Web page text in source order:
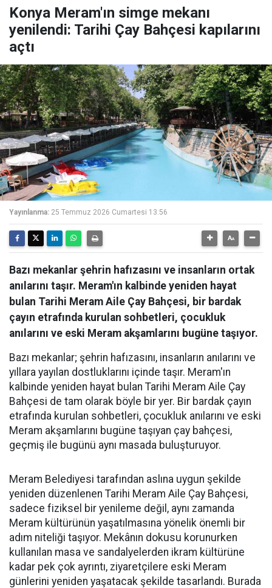
Konya Meram'ın simge mekanı
yenilendi: Tarihi Çay Bahçesi kapılarını
açtı
Yayınlanma: 25 Temmuz 2026 Cumartesi 13:56
Bazı mekanlar şehrin hafızasını ve insanların ortak
anılarını taşır. Meram'ın kalbinde yeniden hayat
bulan Tarihi Meram Aile Çay Bahçesi, bir bardak
çayın etrafında kurulan sohbetleri, çocukluk
anılarını ve eski Meram akşamlarını bugüne taşıyor.
Bazı mekanlar; şehrin hafızasını, insanların anılarını ve
yıllara yayılan dostluklarını içinde taşır. Meram'ın
kalbinde yeniden hayat bulan Tarihi Meram Aile Çay
Bahçesi de tam olarak böyle bir yer. Bir bardak çayın
etrafında kurulan sohbetleri, çocukluk anılarını ve eski
Meram akşamlarını bugüne taşıyan çay bahçesi,
geçmiş ile bugünü aynı masada buluşturuyor.
Meram Belediyesi tarafından aslına uygun şekilde
yeniden düzenlenen Tarihi Meram Aile Çay Bahçesi,
sadece fiziksel bir yenileme değil, aynı zamanda
Meram kültürünün yaşatılmasına yönelik önemli bir
adım niteliği taşıyor. Mekânın dokusu korunurken
kullanılan masa ve sandalyelerden ikram kültürüne
kadar pek çok ayrıntı, ziyaretçilere eski Meram
günlerini yeniden yaşatacak şekilde tasarlandı. Burada